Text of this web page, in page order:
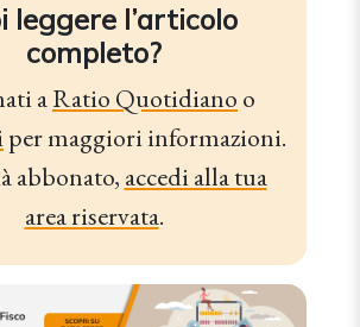
leggere l’articolo
completo?
aRatio Quotidiano o
per maggiori informazioni.
abbonato, accedi alla tua
area riservata.